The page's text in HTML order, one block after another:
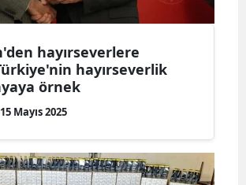
hayırseverlere
hayırseverlik
örnek
15 Mayıs 2025